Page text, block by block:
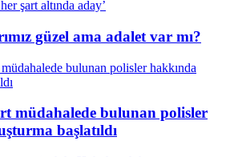
güzel ama adalet var mı?
müdahalede bulunan polisler
başlatıldı